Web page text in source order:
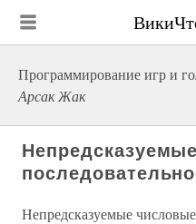
Программирование игр и
Арсак Жак
Непредсказуемые